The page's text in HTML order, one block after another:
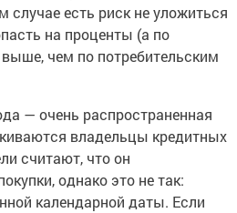
случае есть риск не уложиться
на проценты (а по
чем по потребительским
— очень распространенная
владельцы кредитных
считают, что он
однако это не так:
календарной даты. Если